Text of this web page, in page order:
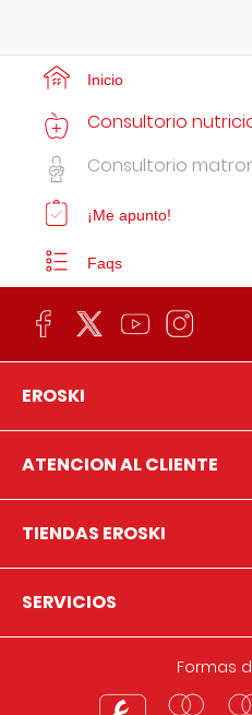
Inicio
Consultorio
Consultorio
¡Me apunto!
Faqs
EROSKI
ATENCION AL CLIENTE
TIENDAS EROSKI
SERVICIOS
Formas